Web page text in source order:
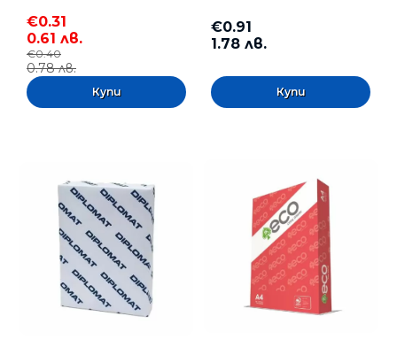
€0.31
0.61 лв.
€0.40
0.78 лв.
€0.91
1.78 лв.